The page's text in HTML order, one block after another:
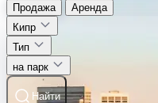
Продажа
Аренда
Кипр
Тип
на парк
Найти